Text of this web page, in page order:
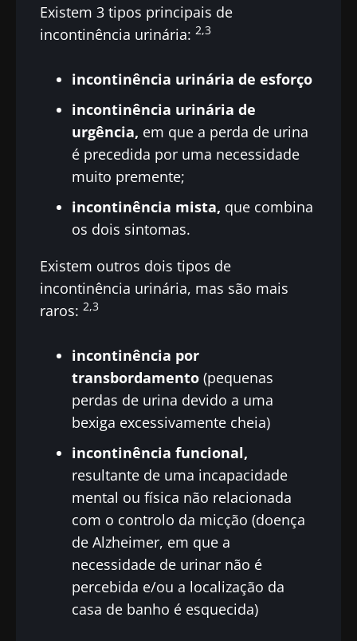
Existem 3 tipos principais de
incontinência urinária: 2,3
incontinência urinária de esforço
incontinência urinária de
urgência, em que a perda de urina
é precedida por uma necessidade
muito premente;
incontinência mista, que combina
os dois sintomas.
Existem outros dois tipos de
incontinência urinária, mas são mais
raros: 2,3
incontinência por
transbordamento (pequenas
perdas de urina devido a uma
bexiga excessivamente cheia)
incontinência funcional,
resultante de uma incapacidade
mental ou física não relacionada
com o controlo da micção (doença
de Alzheimer, em que a
necessidade de urinar não é
percebida e/ou a localização da
casa de banho é esquecida)
Mantenha-se
informado
Junte-se à comunidade de profissionais de
saúde e investigadores da Microbiota e
receba o "Microbiota Digest" e o "HCP
Junte-se à comunidade de profissionais de
saúde e investigadores da Microbiota e
receba o "Microbiota Digest" e o "HCP
Magazine" para se manter atualizado com as
últimas notícias sobre a microbiota.
Gostaria de me inscrever para receber mais
informações sobre a Biocodex